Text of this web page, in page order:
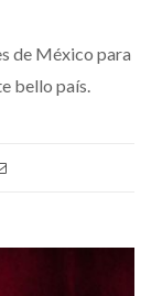
de México para
bello país.